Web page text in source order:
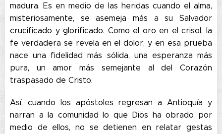
madura. Es en medio de las heridas cuando el alma,
misteriosamente, se asemeja más a su Salvador
crucificado y glorificado. Como el oro en el crisol, la
fe verdadera se revela en el dolor, y en esa prueba
nace una fidelidad más sólida, una esperanza más
pura, un amor más semejante al del Corazón
traspasado de Cristo.
Así, cuando los apóstoles regresan a Antioquía y
narran a la comunidad lo que Dios ha obrado por
medio de ellos, no se detienen en relatar gestas